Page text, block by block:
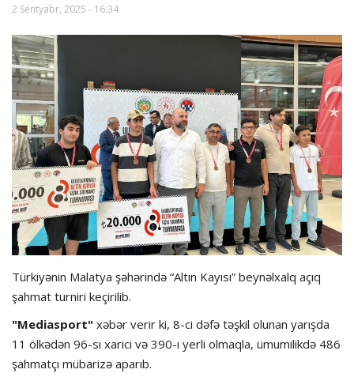
Dünya futbolu
Hadisə
Olimpiada
Layihə
Formula 1
İdman növləri
2 Sentyabr, 2025 - 16:34
Türkiyənin Malatya şəhərində “Altın Kayısı” beynəlxalq açıq
şahmat turniri keçirilib.
"Mediasport" xəbər verir ki, 8-ci dəfə təşkil olunan yarışda
11 ölkədən 96-sı xarici və 390-ı yerli olmaqla, ümumilikdə 486
şahmatçı mübarizə aparıb.